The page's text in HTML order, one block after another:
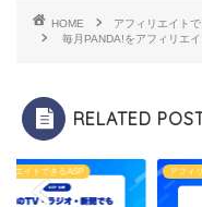
HOME
アフィリエイト
毎月PANDA!をアフィリエ
RELATED
リエイトできるASP アフィ